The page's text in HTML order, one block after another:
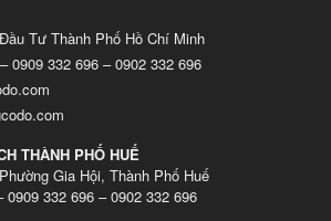
Tư Thành Phố Hồ Chí Minh
–0909 332 696 –0902 332 696
THÀNH PHỐ HUẾ
Gia Hội, Thành Phố Huế
0909 332 696 – 0902 332 696